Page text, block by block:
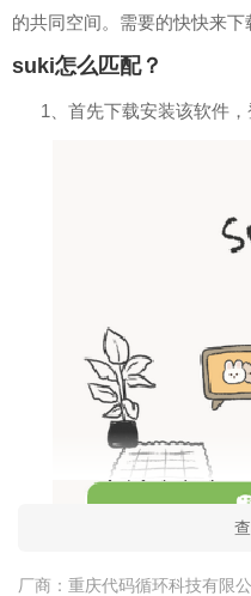
的共同空间。需要的快快来下
suki怎么匹配？
1、首先下载安装该软件
厂商： 重庆代码循环科技有限